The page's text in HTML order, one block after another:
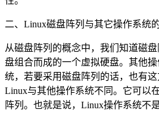
二、Linux磁盘阵列与其它操作系统的
从磁盘阵列的概念中，我们知道磁
盘组合而成的一个虚拟硬盘。其他
统，若要采用磁盘阵列的话，也有这
Linux与其他操作系统不同。它可以
阵列。也就是说，Linux操作系统不